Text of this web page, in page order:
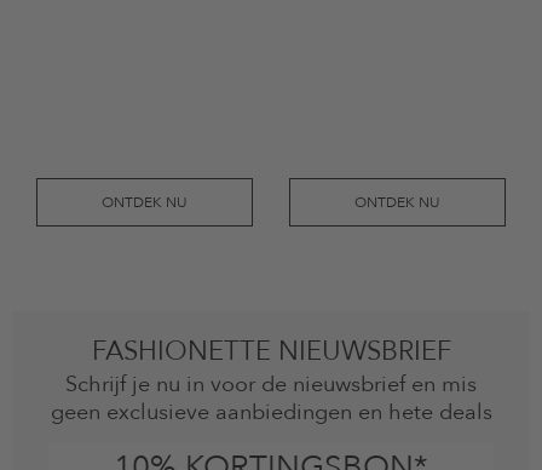
ONTDEK NU ONTDEK NU
FASHIONETTE NIEUWSBRIEF
Schrijf je nu in voor de nieuwsbrief en mis
geen exclusieve aanbiedingen en hete deals